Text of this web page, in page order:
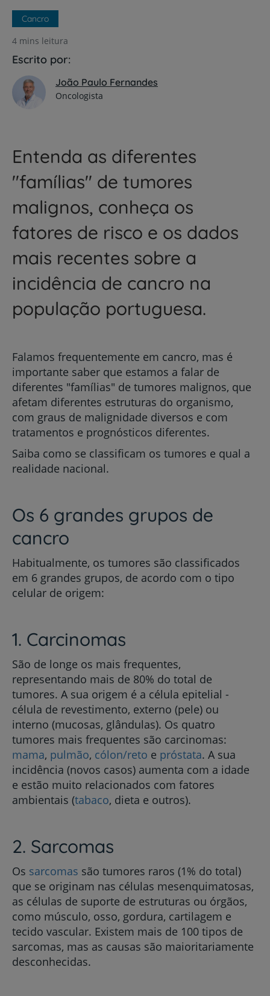
Cancro
4 mins leitura
Escrito por:
João Paulo Fernandes
Oncologista
Entenda as diferentes
"famílias" de tumores
malignos, conheça os
fatores de risco e os dados
mais recentes sobre a
incidência de cancro na
população portuguesa.
Falamos frequentemente em cancro, mas é
importante saber que estamos a falar de
diferentes "famílias" de tumores malignos, que
afetam diferentes estruturas do organismo,
com graus de malignidade diversos e com
tratamentos e prognósticos diferentes.
Saiba como se classificam os tumores e qual a
realidade nacional.
Os 6 grandes grupos de
cancro
Habitualmente, os tumores são classificados
em 6 grandes grupos, de acordo com o tipo
celular de origem:
1. Carcinomas
São de longe os mais frequentes,
representando mais de 80% do total de
tumores. A sua origem é a célula epitelial -
célula de revestimento, externo (pele) ou
interno (mucosas, glândulas). Os quatro
tumores mais frequentes são carcinomas:
mama, pulmão, cólon/reto e próstata. A sua
incidência (novos casos) aumenta com a idade
e estão muito relacionados com fatores
ambientais (tabaco, dieta e outros).
2. Sarcomas
Os sarcomas são tumores raros (1% do total)
que se originam nas células mesenquimatosas,
as células de suporte de estruturas ou órgãos,
como músculo, osso, gordura, cartilagem e
tecido vascular. Existem mais de 100 tipos de
sarcomas, mas as causas são maioritariamente
desconhecidas.